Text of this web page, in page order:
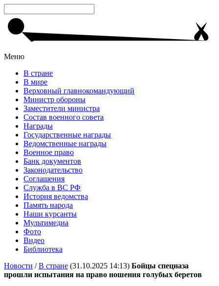
Меню
В стране
В мире
Верховный главнокомандующий
Министр обороны
Заместители министра
Состав военного совета
Награды
Государственные награды
Ведомственные награды
Военное право
Банк документов
Законодательство
Соглашения
Служба в ВС РФ
История ведомства
Память народа
Наши курсанты
Мультимедиа
Фото
Видео
Библиотека
Новости /В стране (31.10.2025 14:13) Бойцы спецназа
прошли испытания на право ношения голубых беретов